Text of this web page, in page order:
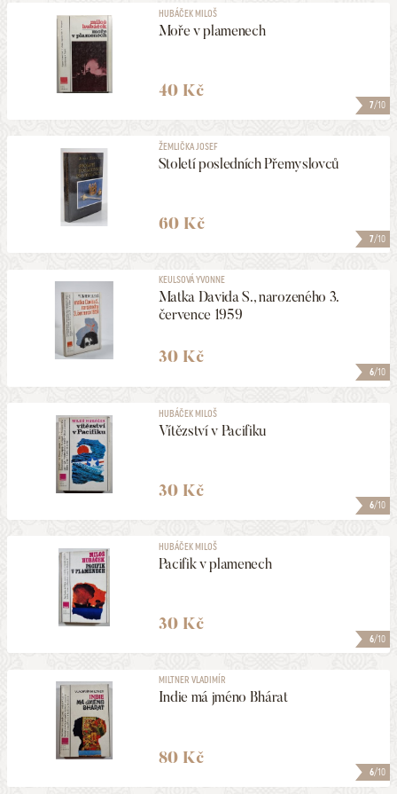
7/10
HUBÁČEK MILOŠ
Moře v plamenech
40 Kč
7/10
ŽEMLIČKA JOSEF
Století posledních Přemyslovců
60 Kč
6/10
KEULSOVÁ YVONNE
Matka Davida S., narozeného 3.
července 1959
30 Kč
6/10
HUBÁČEK MILOŠ
Vítězství v Pacifiku
30 Kč
6/10
HUBÁČEK MILOŠ
Pacifik v plamenech
30 Kč
6/10
MILTNER VLADIMÍR
Indie má jméno Bhárat
80 Kč